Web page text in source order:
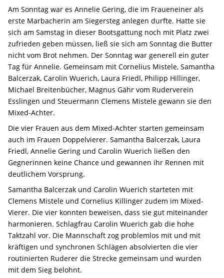
Am Sonntag war es Annelie Gering, die im Fraueneiner als
erste Marbacherin am Siegersteg anlegen durfte. Hatte sie
sich am Samstag in dieser Bootsgattung noch mit Platz zwei
zufrieden geben müssen, ließ sie sich am Sonntag die Butter
nicht vom Brot nehmen. Der Sonntag war generell ein guter
Tag für Annelie. Gemeinsam mit Cornelius Mistele, Samantha
Balcerzak, Carolin Wuerich, Laura Friedl, Philipp Hillinger,
Michael Breitenbücher, Magnus Gähr vom Ruderverein
Esslingen und Steuermann Clemens Mistele gewann sie den
Mixed-Achter.
Die vier Frauen aus dem Mixed-Achter starten gemeinsam
auch im Frauen Doppelvierer. Samantha Balcerzak, Laura
Friedl, Annelie Gering und Carolin Wuerich ließen den
Gegnerinnen keine Chance und gewannen ihr Rennen mit
deutlichem Vorsprung.
Samantha Balcerzak und Carolin Wuerich starteten mit
Clemens Mistele und Cornelius Killinger zudem im Mixed-
Vierer. Die vier konnten beweisen, dass sie gut miteinander
harmonieren. Schlagfrau Carolin Wuerich gab die hohe
Taktzahl vor. Die Mannschaft zog problemlos mit und mit
kräftigen und synchronen Schlägen absolvierten die vier
routinierten Ruderer die Strecke gemeinsam und wurden
mit dem Sieg belohnt.